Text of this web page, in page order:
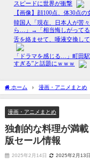
ホーム 漫画・アニメまとめ
子版セール情報
漫画・アニメまとめ
独創的な料理が満
版セール情報
2025年2月14日 2025年2月13日